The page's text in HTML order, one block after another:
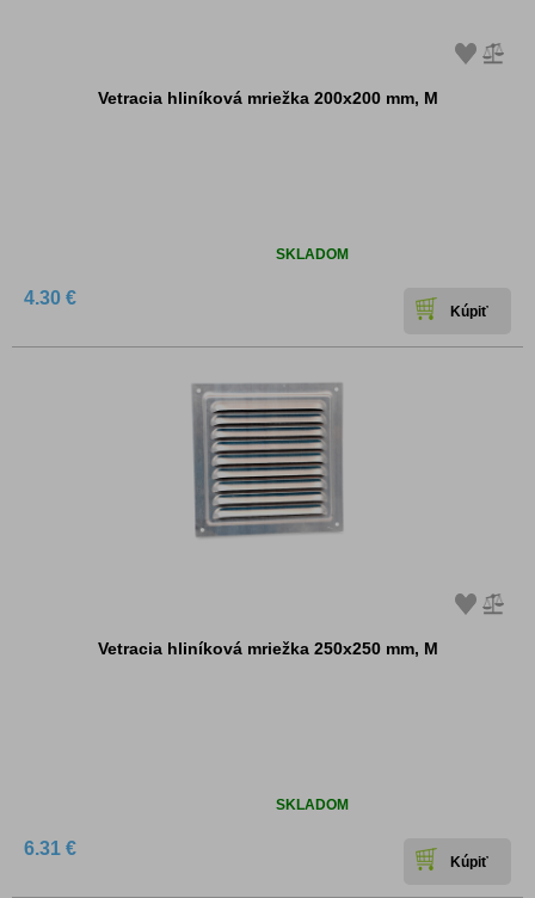
Vetracia hliníková mriežka 200x200 mm, M
SKLADOM
4.30 €
Vetracia hliníková mriežka 250x250 mm, M
SKLADOM
6.31 €